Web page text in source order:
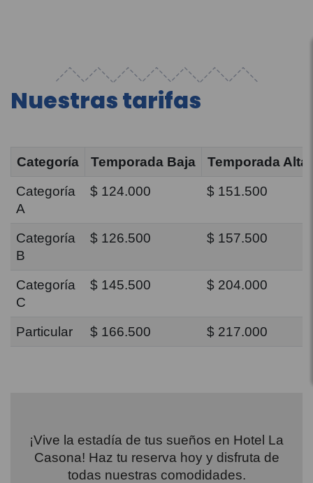
Nuestras tarifas
Categoría Temporada Baja
Temporada Alta
Categoría
A
$ 124.000 $ 151.500
Categoría
B
$ 126.500 $ 157.500
Categoría
C
$ 145.500 $ 204.000
Particular $ 166.500 $ 217.000
¡Vive la estadía de tus sueños en Hotel La
Casona! Haz tu reserva hoy y disfruta de
todas nuestras comodidades.